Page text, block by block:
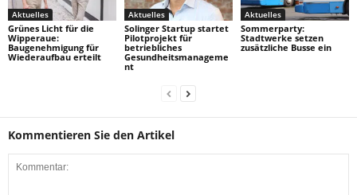
Aktuelles
Grünes Licht für die
Wipperaue:
Baugenehmigung für
Wiederaufbau erteilt
Aktuelles
Solinger Startup startet
Pilotprojekt für
betriebliches
Gesundheitsmanageme
nt
Aktuelles
Sommerparty:
Stadtwerke setzen
zusätzliche Busse ein
Kommentieren Sie den Artikel